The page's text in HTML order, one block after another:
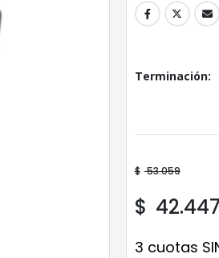
Terminación
$ 53.059
$ 42.447
3 cuotas